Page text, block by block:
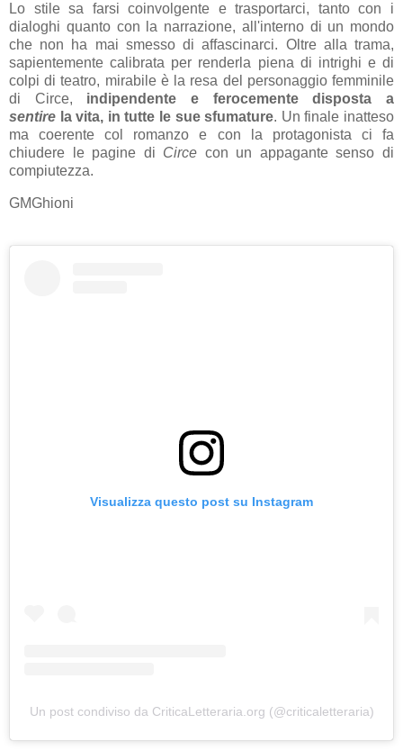
Lo stile sa farsi coinvolgente e trasportarci, tanto con i
dialoghi quanto con la narrazione, all'interno di un mondo
che non ha mai smesso di affascinarci. Oltre alla trama,
sapientemente calibrata per renderla piena di intrighi e di
colpi di teatro, mirabile è la resa del personaggio femminile
di Circe, indipendente e ferocemente disposta a
sentire la vita, in tutte le sue sfumature. Un finale inatteso
ma coerente col romanzo e con la protagonista ci fa
chiudere le pagine di Circe con un appagante senso di
compiutezza.
GMGhioni
Visualizza questo post su Instagram
Un post condiviso da CriticaLetteraria.org (@criticaletteraria)